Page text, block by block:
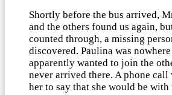
Shortly before the bus arrived,
and the others found us again,
counted through, a missing
discovered. Paulina was
apparently wanted to join the
never arrived there. A phone call
her to say that she would be with